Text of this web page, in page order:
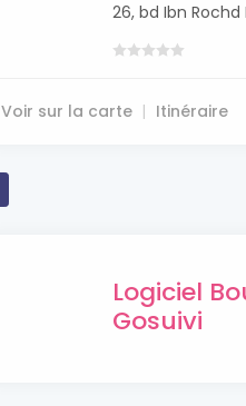
26, bd Ibn Rochd
Voir sur la carte Itinéraire
Logiciel
Gosuivi